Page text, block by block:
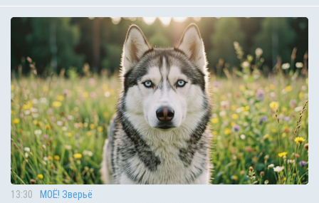
13:30 МОЁ! Зверьё